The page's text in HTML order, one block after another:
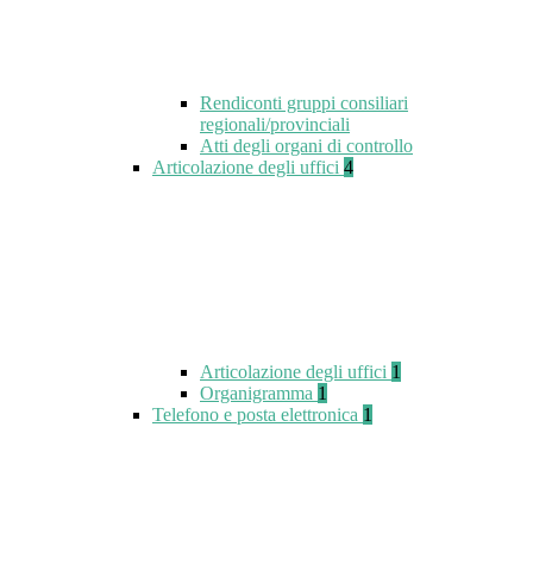
Rendiconti gruppi consiliari
regionali/provinciali
Atti degli organi di controllo
Articolazione degli uffici 4
Articolazione degli uffici 1
Organigramma 1
Telefono e posta elettronica 1